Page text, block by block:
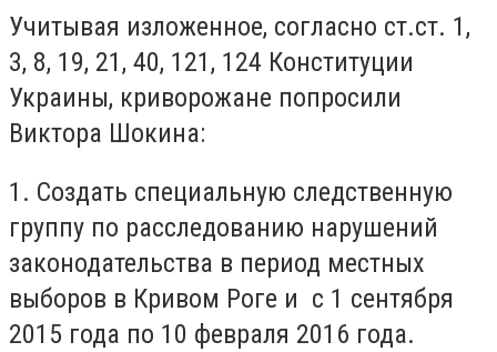
Учитывая изложенное, согласно ст.ст. 1,
3, 8, 19, 21, 40, 121, 124 Конституции
Украины, криворожане попросили
Виктора Шокина:
1. Создать специальную следственную
группу по расследованию нарушений
законодательства в период местных
выборов в Кривом Роге и с 1 сентября
2015 года по 10 февраля 2016 года.